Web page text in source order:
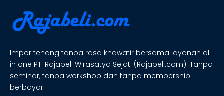
Impor tenang tanpa rasa khawatir bersama layanan all
in one PT. Rajabeli Wirasatya Sejati (Rajabeli.com). Tanpa
seminar, tanpa workshop dan tanpa membership
berbayar.